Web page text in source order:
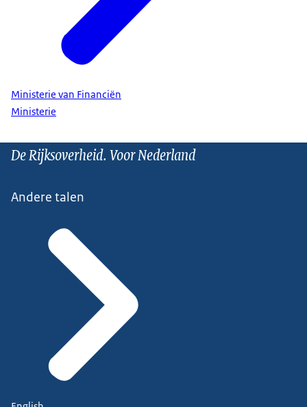
Ministerie van Financiën
Ministerie
De Rijksoverheid. Voor Nederland
Andere talen